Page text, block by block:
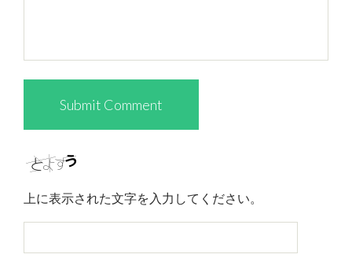
上に表示された文字を入力してください。